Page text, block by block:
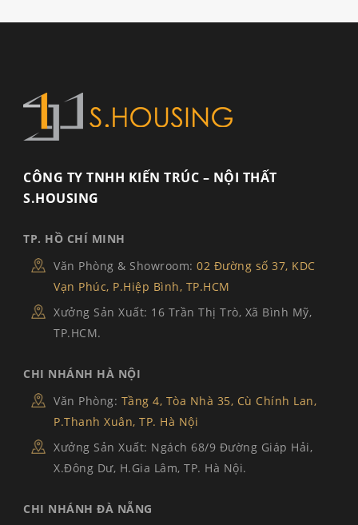
CÔNG TY TNHH KIẾN TRÚC – NỘI THẤT
S.HOUSING
TP. HỒ CHÍ MINH
Văn Phòng & Showroom: 02 Đường số 37, KDC
Vạn Phúc, P.Hiệp Bình, TP.HCM
Xưởng Sản Xuất: 16 Trần Thị Trò, Xã Bình Mỹ,
TP.HCM.
CHI NHÁNH HÀ NỘI
Văn Phòng: Tầng 4, Tòa Nhà 35, Cù Chính Lan,
P.Thanh Xuân, TP. Hà Nội
Xưởng Sản Xuất: Ngách 68/9 Đường Giáp Hải,
X.Đông Dư, H.Gia Lâm, TP. Hà Nội.
CHI NHÁNH ĐÀ NẴNG